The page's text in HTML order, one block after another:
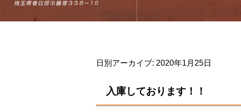
日別アーカイブ: 2020年1月25日
入庫しております！！